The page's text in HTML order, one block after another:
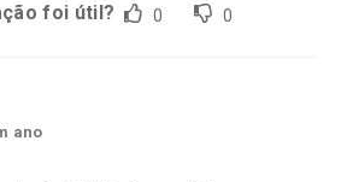
foi útil? 0 0
ano